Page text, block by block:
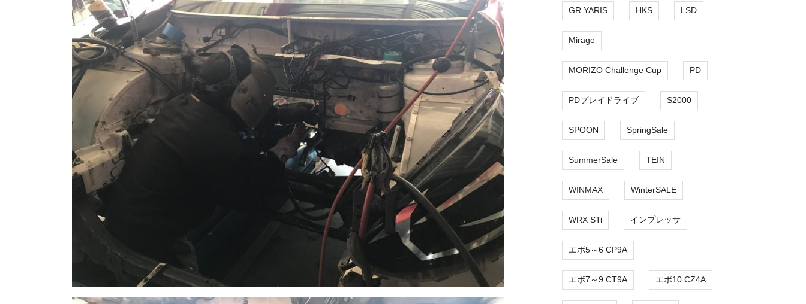
GR YARIS HKS LSD
Mirage
MORIZO Challenge Cup PD
PDプレイドライブ S2000
SPOON SpringSale
SummerSale TEIN
WINMAX WinterSALE
WRX STi インプレッサ
エボ5～6 CP9A
エボ7～9 CT9A エボ10 CZ4A